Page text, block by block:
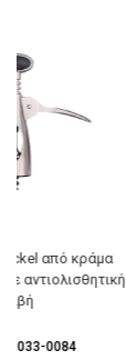
από κράμα
αντιολισθητική
λαβή
033-0084